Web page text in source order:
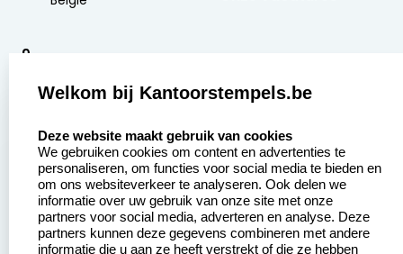
9
Aanvraag op maat
Betaling &
Verzending
Wederverkoper
Contact opnemen
Veel gestelde vragen
Retourneren
Welkom bij Kantoorstempels.be
Deze website maakt gebruik van cookies
We gebruiken cookies om content en advertenties te
personaliseren, om functies voor social media te bieden en
om ons websiteverkeer te analyseren. Ook delen we
informatie over uw gebruik van onze site met onze
partners voor social media, adverteren en analyse. Deze
partners kunnen deze gegevens combineren met andere
informatie die u aan ze heeft verstrekt of die ze hebben